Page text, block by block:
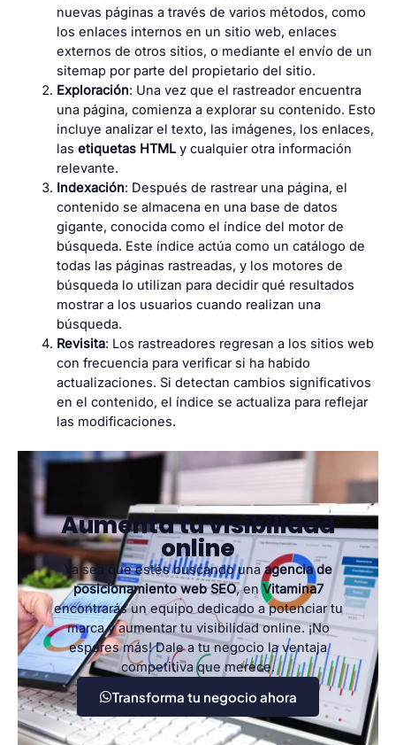
nuevas páginas a través de varios métodos, como
los enlaces internos en un sitio web, enlaces
externos de otros sitios, o mediante el envío de un
sitemap por parte del propietario del sitio.
Exploración: Una vez que el rastreador encuentra
una página, comienza a explorar su contenido. Esto
incluye analizar el texto, las imágenes, los enlaces,
las etiquetas HTMLy cualquier otra información
relevante.
Indexación: Después de rastrear una página, el
contenido se almacena en una base de datos
gigante, conocida como el índice del motor de
búsqueda. Este índice actúa como un catálogo de
todas las páginas rastreadas, y los motores de
búsqueda lo utilizan para decidir qué resultados
mostrar a los usuarios cuando realizan una
búsqueda.
Revisita: Los rastreadores regresan a los sitios web
con frecuencia para verificar si ha habido
actualizaciones. Si detectan cambios significativos
en el contenido, el índice se actualiza para reflejar
las modificaciones.
Aumenta tu visibilidad
online
Ya sea que estés buscando unaagencia de
posicionamiento web SEO, enVitamina7
encontrarás un equipo dedicado a potenciar tu
marca y aumentar tu visibilidad online. ¡No
esperes más! Dale a tu negocio la ventaja
competitiva que merece.
Transforma tu negocio ahora